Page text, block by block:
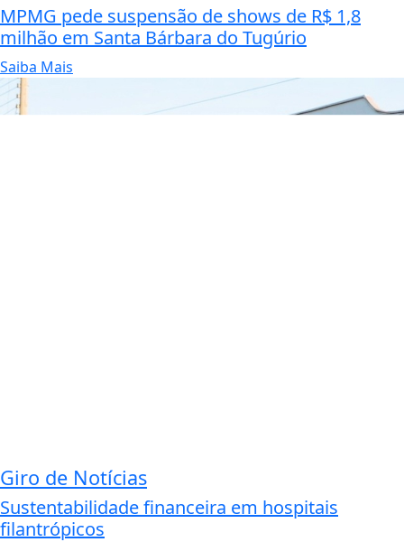
MPMG pede suspensão de shows de R$ 1,8
milhão em Santa Bárbara do Tugúrio
Saiba Mais
Giro de Notícias
Sustentabilidade financeira em hospitais
filantrópicos